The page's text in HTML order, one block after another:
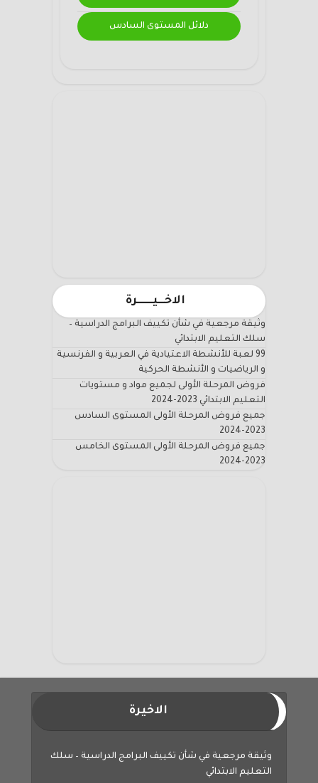
دلائل المستوى السادس
الاخـــيـــــــرة
وثيقة مرجعية في شأن تكييف البرامج الدراسية –
سلك التعليم الابتدائي
99 لعبة للأنشطة الاعتيادية في العربية و الفرنسية
و الرياضيات و الأنشطة الحركية
فروض المرحلة الأولى لجميع مواد و مستويات
التعليم الابتدائي 2023-2024
جميع فروض المرحلة الأولى المستوى السادس
2023-2024
جميع فروض المرحلة الأولى المستوى الخامس
2023-2024
الاخيرة
وثيقة مرجعية في شأن تكييف البرامج الدراسية – سلك
التعليم الابتدائي